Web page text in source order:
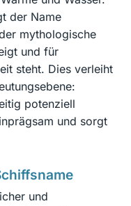
der Name
mythologische
und für
steht. Dies verleiht
potenziell
und sorgt
und